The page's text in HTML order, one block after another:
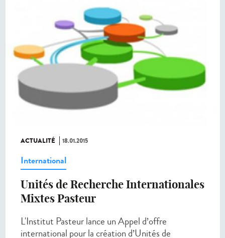
ACTUALITÉ 18.01.2015
International
Unités de Recherche Internationales
Mixtes Pasteur
L'Institut Pasteur lance un Appel d’offre
international pour la création d’Unités de